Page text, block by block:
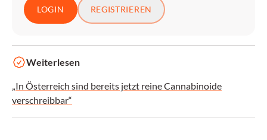
LOGIN REGISTRIEREN
Weiterlesen
„In Österreich sind bereits jetzt reine Cannabinoide
verschreibbar“